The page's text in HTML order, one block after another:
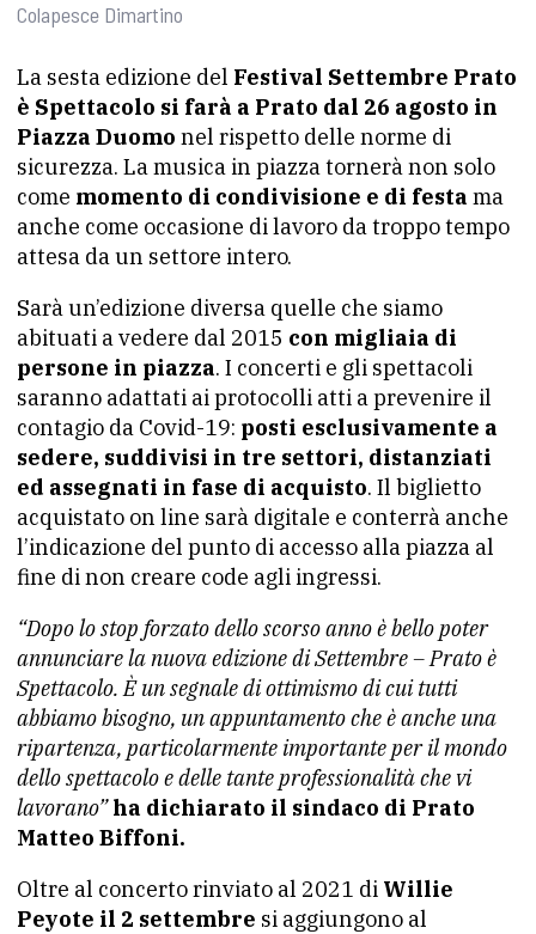
Colapesce Dimartino
La sesta edizione del Festival Settembre Prato
è Spettacolo si farà a Prato dal 26 agosto in
Piazza Duomo nel rispetto delle norme di
sicurezza. La musica in piazza tornerà non solo
come momento di condivisione e di festa ma
anche come occasione di lavoro da troppo tempo
attesa da un settore intero.
Sarà un’edizione diversa quelle che siamo
abituati a vedere dal 2015 con migliaia di
persone in piazza. I concerti e gli spettacoli
saranno adattati ai protocolli atti a prevenire il
contagio da Covid-19: posti esclusivamente a
sedere, suddivisi in tre settori, distanziati
ed assegnati in fase di acquisto. Il biglietto
acquistato on line sarà digitale e conterrà anche
l’indicazione del punto di accesso alla piazza al
fine di non creare code agli ingressi.
“Dopo lo stop forzato dello scorso anno è bello poter
annunciare la nuova edizione di Settembre – Prato è
Spettacolo. È un segnale di ottimismo di cui tutti
abbiamo bisogno, un appuntamento che è anche una
ripartenza, particolarmente importante per il mondo
dello spettacolo e delle tante professionalità che vi
lavorano” ha dichiarato il sindaco di Prato
Matteo Biffoni.
Oltre al concerto rinviato al 2021 di Willie
Peyote il 2 settembre si aggiungono al